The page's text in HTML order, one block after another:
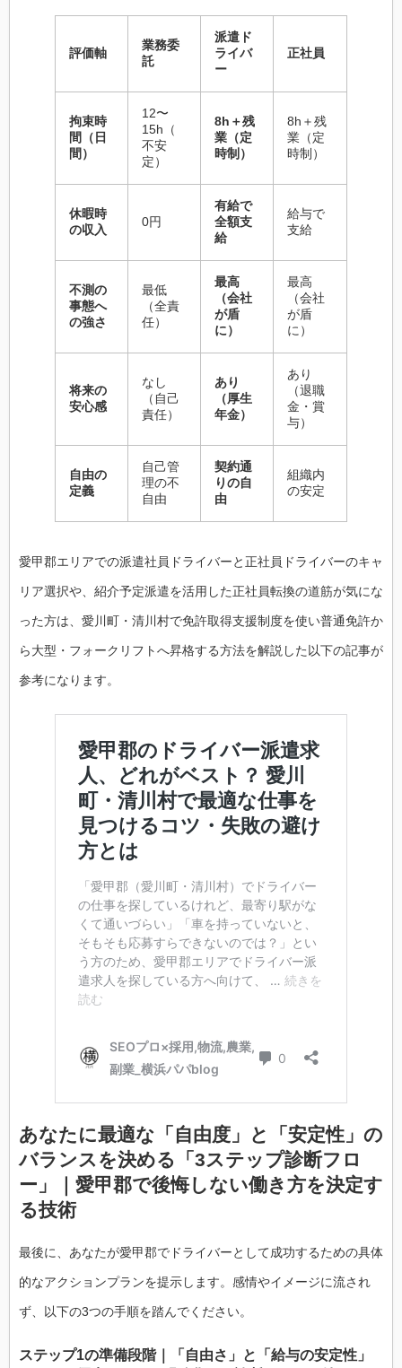
評価軸
業務委
託
派遣ド
ライバ
ー
正社員
拘束時
間（日
間）
12〜
15h（
不安
定）
8h＋残
業（定
時制）
8h＋残
業（定
時制）
休暇時
の収入
0円
有給で
全額支
給
給与で
支給
不測の
事態へ
の強さ
最低
（全責
任）
最高
（会社
が盾
に）
最高
（会社
が盾
に）
将来の
安心感
なし
（自己
責任）
あり
（厚生
年金）
あり
（退職
金・賞
与）
自由の
定義
自己管
理の不
自由
契約通
りの自
由
組織内
の安定
愛甲郡エリアでの派遣社員ドライバーと正社員ドライバーのキャ
リア選択や、紹介予定派遣を活用した正社員転換の道筋が気にな
った方は、愛川町・清川村で免許取得支援制度を使い普通免許か
ら大型・フォークリフトへ昇格する方法を解説した以下の記事が
参考になります。
あなたに最適な「自由度」と「安定性」の
バランスを決める「3ステップ診断フロ
ー」｜愛甲郡で後悔しない働き方を決定す
る技術
最後に、あなたが愛甲郡でドライバーとして成功するための具体
的なアクションプランを提示します。感情やイメージに流され
ず、以下の3つの手順を踏んでください。
ステップ1の準備段階｜「自由さ」と「給与の安定性」